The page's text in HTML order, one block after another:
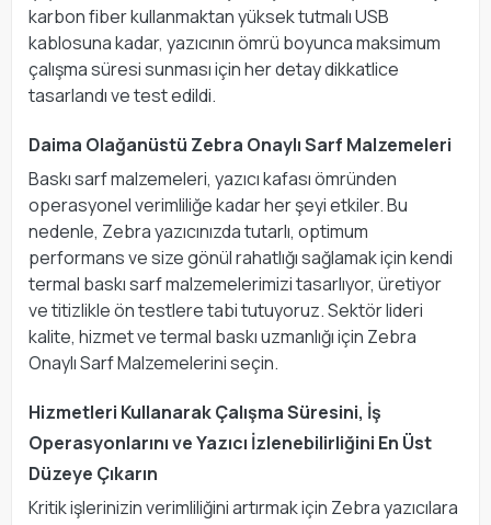
karbon fiber kullanmaktan yüksek tutmalı USB
kablosuna kadar, yazıcının ömrü boyunca maksimum
çalışma süresi sunması için her detay dikkatlice
tasarlandı ve test edildi.
Daima Olağanüstü Zebra Onaylı Sarf Malzemeleri
Baskı sarf malzemeleri, yazıcı kafası ömründen
operasyonel verimliliğe kadar her şeyi etkiler. Bu
nedenle, Zebra yazıcınızda tutarlı, optimum
performans ve size gönül rahatlığı sağlamak için kendi
termal baskı sarf malzemelerimizi tasarlıyor, üretiyor
ve titizlikle ön testlere tabi tutuyoruz. Sektör lideri
kalite, hizmet ve termal baskı uzmanlığı için Zebra
Onaylı Sarf Malzemelerini seçin.
Hizmetleri Kullanarak Çalışma Süresini, İş
Operasyonlarını ve Yazıcı İzlenebilirliğini En Üst
Düzeye Çıkarın
Kritik işlerinizin verimliliğini artırmak için Zebra yazıcılara